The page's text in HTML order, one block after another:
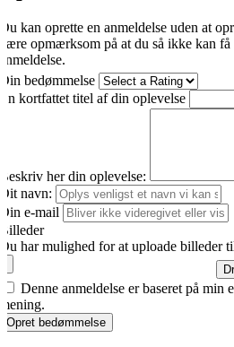
kan oprette en anmeldelse uden at
opmærksom på at du så ikke kan
bedømmelse
kortfattet titel af din oplevelse
her din oplevelse:
navn:
e-mail
har mulighed for at uploade billeder
Denne anmeldelse er baseret på
Opret bedømmelse